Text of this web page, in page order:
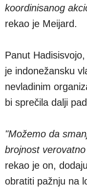
koordinisanog
rekao je Meijard.
Panut
je indonežansku
nevladinim
bi sprečila dalji
"Možemo da
brojnost
rekao je on,
obratiti pažnju na